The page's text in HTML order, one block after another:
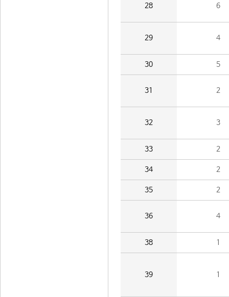
28 6
29 4
30 5
31 2
32 3
33 2
34 2
35 2
36 4
38 1
39 1